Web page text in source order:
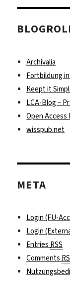
Archivalia
Fortbildung
Keept it
LCA-Blog –
Open Access
wisspub.net
META
Login (FU-
Login
EntriesRSS
Comments